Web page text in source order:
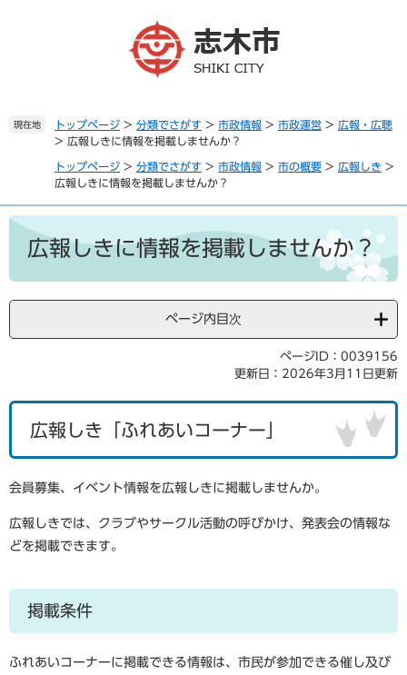
へ
現在地 トップページ > 分類でさがす > 市政情報 > 市政運営 > 広報・広聴
> 広報しきに情報を掲載しませんか？
トップページ > 分類でさがす > 市政情報 > 市の概要 > 広報しき >
広報しきに情報を掲載しませんか？
本
広報しきに情報を掲載しませんか？
ページ内目次
ページID：0039156
更新日：2026年3月11日更新
広報しき「ふれあいコーナー」
会員募集、イベント情報を広報しきに掲載しませんか。
広報しきでは、クラブやサークル活動の呼びかけ、発表会の情報な
どを掲載できます。
掲載条件
ふれあいコーナーに掲載できる情報は、市民が参加できる催し及び